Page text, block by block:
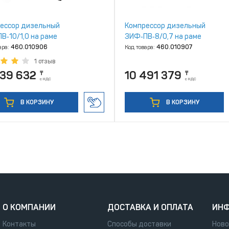
дизельный
1,0 на раме
460.010906
1 отзыв
632 ₸
с НДС
В КОРЗИНУ
Компрессор дизельный
ЗИФ‑ПВ‑8/0,7 на раме
Код товара: 460.010907
10 491 379 ₸
с НДС
В КОРЗИНУ
О КОМПАНИИ
Контакты
ДОСТАВКА И ОПЛАТА
Способы доставки